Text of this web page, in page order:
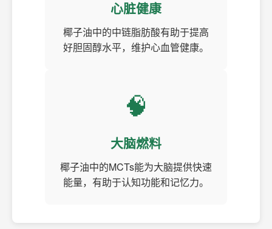
心脏健康
椰子油中的中链脂肪酸有助于提高
好胆固醇水平，维护心血管健康。
🧠
大脑燃料
椰子油中的MCTs能为大脑提供快速
能量，有助于认知功能和记忆力。